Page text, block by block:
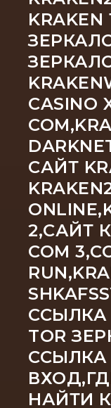
ЗЕРКАЛО
CASINO
САЙТ
2,САЙТ
COM
ССЫЛКА
TOR
ССЫЛКА
НАЙТИ